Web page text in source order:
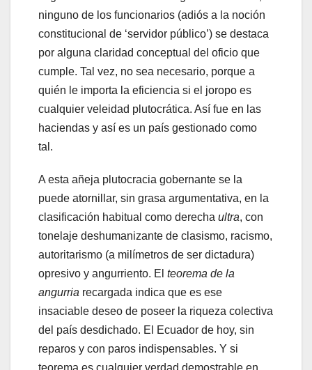
ninguno de los funcionarios (adiós a la noción
constitucional de ‘servidor público’) se destaca
por alguna claridad conceptual del oficio que
cumple. Tal vez, no sea necesario, porque a
quién le importa la eficiencia si el joropo es
cualquier veleidad plutocrática. Así fue en las
haciendas y así es un país gestionado como
tal.
A esta añeja plutocracia gobernante se la
puede atornillar, sin grasa argumentativa, en la
clasificación habitual como derecha ultra, con
tonelaje deshumanizante de clasismo, racismo,
autoritarismo (a milímetros de ser dictadura)
opresivo y angurriento. El teorema de la
angurria recargada indica que es ese
insaciable deseo de poseer la riqueza colectiva
del país desdichado. El Ecuador de hoy, sin
reparos y con paros indispensables. Y si